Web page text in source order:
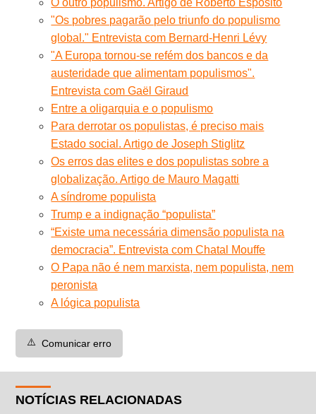
"Os pobres pagarão pelo triunfo do populismo
global." Entrevista com Bernard-Henri Lévy
"A Europa tornou-se refém dos bancos e da
austeridade que alimentam populismos".
Entrevista com Gaël Giraud
Entre a oligarquia e o populismo
Para derrotar os populistas, é preciso mais
Estado social. Artigo de Joseph Stiglitz
Os erros das elites e dos populistas sobre a
globalização. Artigo de Mauro Magatti
A síndrome populista
Trump e a indignação “populista”
“Existe uma necessária dimensão populista na
democracia”. Entrevista com Chatal Mouffe
O Papa não é nem marxista, nem populista, nem
peronista
A lógica populista
⚠️ Comunicar erro
NOTÍCIAS RELACIONADAS